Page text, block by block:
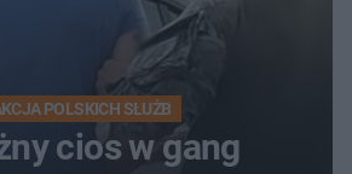
POLSKICH SŁUŻB
cios w gang